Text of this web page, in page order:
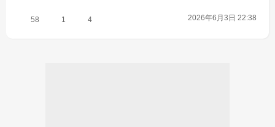
58 1 4 2026年6月3日 22:38